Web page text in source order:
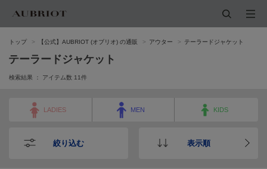
トップ 【公式】AUBRIOT (オブリオ) の通販 アウター テーラードジャケット
テーラードジャケット
検索結果 ： アイテム数 11件
LADIES MEN KIDS
絞り込む 表示順